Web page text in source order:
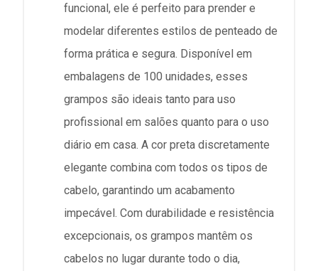
funcional, ele é perfeito para prender e
modelar diferentes estilos de penteado de
forma prática e segura. Disponível em
embalagens de 100 unidades, esses
grampos são ideais tanto para uso
profissional em salões quanto para o uso
diário em casa. A cor preta discretamente
elegante combina com todos os tipos de
cabelo, garantindo um acabamento
impecável. Com durabilidade e resistência
excepcionais, os grampos mantêm os
cabelos no lugar durante todo o dia,